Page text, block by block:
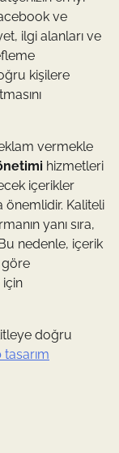
ve
ilgi alanları ve
kişilere
vermekle
hizmetleri
içerikler
Kaliteli
yanı sıra,
nedenle, içerik
göre
için
doğru